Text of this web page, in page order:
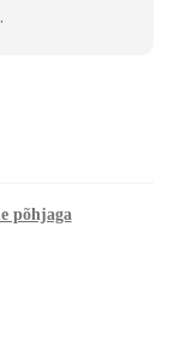
põhjaga